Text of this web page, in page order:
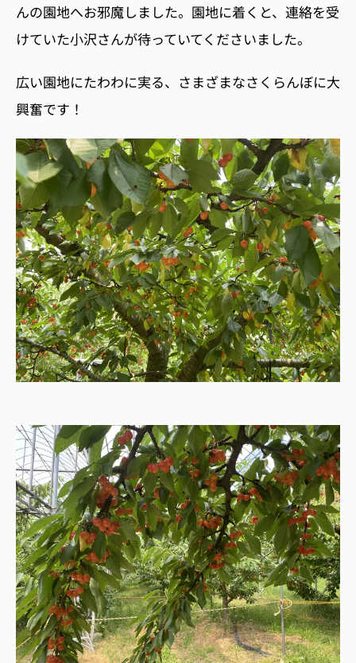
んの園地へお邪魔しました。 園地に着くと、連絡を受
けていた小沢さんが待っていてくださいました。
広い園地にたわわに実る、さまざまなさくらんぼに大
興奮です！